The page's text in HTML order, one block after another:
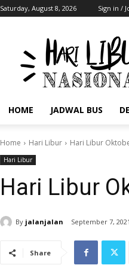
Saturday, August 8, 2026 Sign in /
HOME JADWAL BUS
Home Hari Libur Hari Libur
Hari Libur
Hari Libur
By jalanjalan September 7, 2021
Share